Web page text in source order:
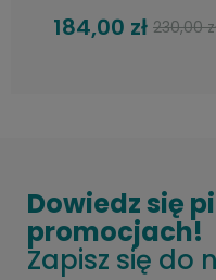
184,00 zł 230,00
Dowiedz się
promocjach!
Zapisz się do